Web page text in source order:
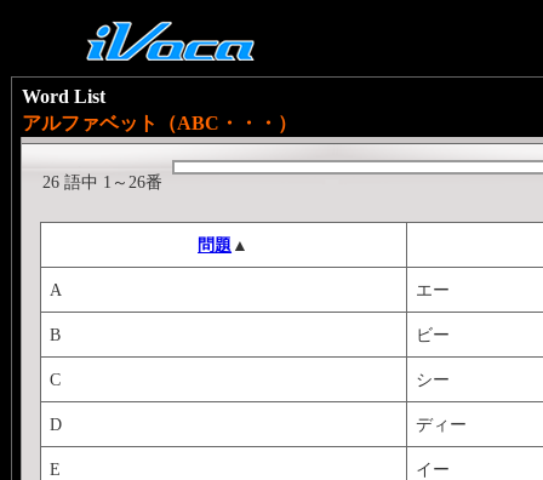
Word List
アルファベット（ABC・・・）
26 語中 1～26番
問題 ▲
A エー
B ビー
C シー
D ディー
E イー